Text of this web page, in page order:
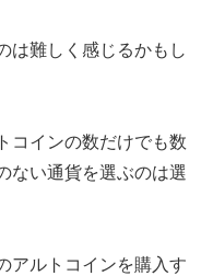
は難しく感じるかもし
コインの数だけでも数
ない通貨を選ぶのは選
アルトコインを購入す